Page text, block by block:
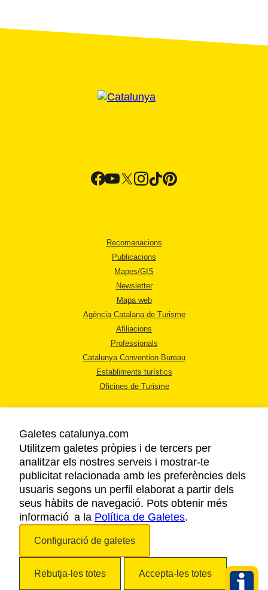
Recomanacions
Publicacions
Mapes/GIS
Newsletter
Mapa web
Agència Catalana de Turisme
Afiliacions
Professionals
Catalunya Convention Bureau
Establiments turístics
Oficines de Turisme
AVÍS LEGAL
POLÍTICA DE PRIVACITAT
COOKIES
ACCESSIBILITAT
Galetes catalunya.com
Utilitzem galetes pròpies i de tercers per
analitzar els nostres serveis i mostrar-te
publicitat relacionada amb les preferències dels
usuaris segons un perfil elaborat a partir dels
seus hàbits de navegació. Pots obtenir més
informació a la Política de Galetes.
Configuració de galetes
Rebutja-les totes Accepta-les totes